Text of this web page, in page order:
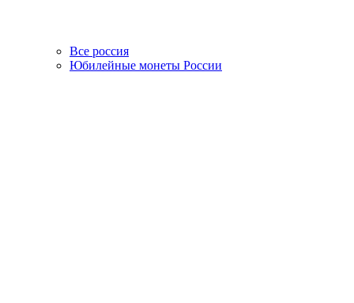
Все россия
Юбилейные монеты России